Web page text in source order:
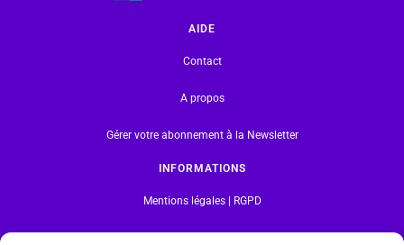
AIDE
Contact
A propos
Gérer votre abonnement à la Newsletter
INFORMATIONS
Mentions légales | RGPD